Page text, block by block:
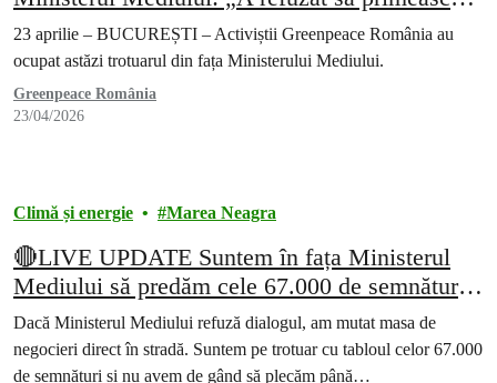
cele peste 67.000 de semnături”
23 aprilie – BUCUREȘTI – Activiștii Greenpeace România au
ocupat astăzi trotuarul din fața Ministerului Mediului.
Greenpeace România
23/04/2026
Climă și energie Marea Neagra
🔴LIVE UPDATE Suntem în fața Ministerul
Mediului să predăm cele 67.000 de semnături
pentru Marea Neagră
Dacă Ministerul Mediului refuză dialogul, am mutat masa de
negocieri direct în stradă. Suntem pe trotuar cu tabloul celor 67.000
de semnături și nu avem de gând să plecăm până…